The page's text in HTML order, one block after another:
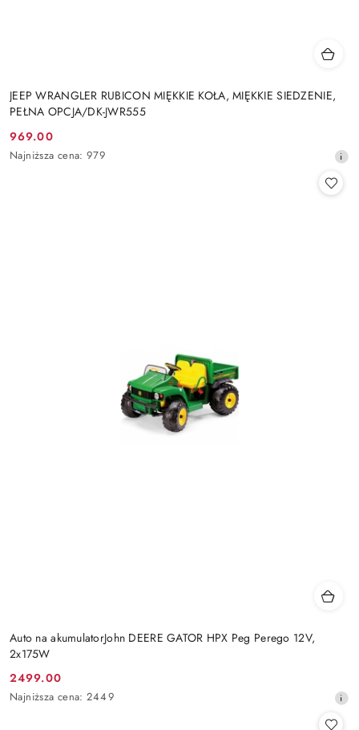
JEEP WRANGLER RUBICON MIĘKKIE KOŁA, MIĘKKIE SIEDZENIE,
PEŁNA OPCJA/DK-JWR555
Cena
promocyjna:
969.00
Najniższa
Najniższa cena: 979
Auto na akumulatorJohn DEERE GATOR HPX Peg Perego 12V,
2x175W
Cena
promocyjna:
2499.00
Najniższa
Najniższa cena: 2449